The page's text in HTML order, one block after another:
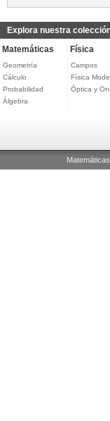
Explora nuestra
Matemáticas
Geometría
Cálculo
Probabilidad
Álgebra
Física
Campos
Física
Óptica y
Matemáticas